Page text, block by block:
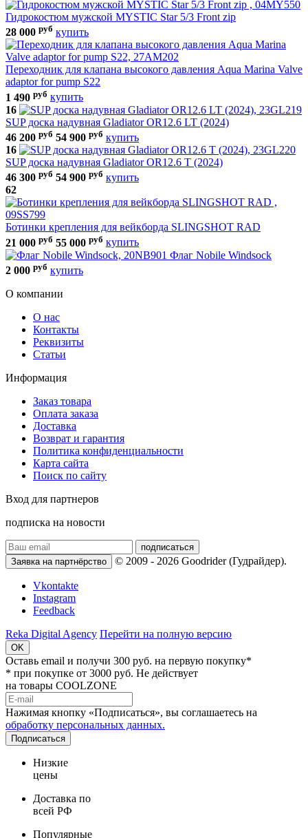
Гидрокостюм мужской MYSTIC Star 5/3 Front zip
28 000 руб купить
Переходник для клапана высокого давления Aqua Marina Valve
adaptor for pump S22
1 490 руб купить
16
SUP доска надувная Gladiator OR12.6 LT (2024)
46 200 руб 54 900 руб купить
16
SUP доска надувная Gladiator OR12.6 T (2024)
46 300 руб 54 900 руб купить
62
Ботинки крепления для вейкборда SLINGSHOT RAD
21 000 руб 55 000 руб купить
Флаг Nobile Windsock
2 000 руб купить
О компании
О нас
Контакты
Реквизиты
Статьи
Информация
Заказ товара
Оплата заказа
Доставка
Возврат и гарантия
Политика конфиденциальности
Карта сайта
Поиск по сайту
Вход для партнеров
подписка на новости
подписаться
Заявка на партнёрство
© 2009 - 2026 Goodrider (Гудрайдер).
Vkontakte
Instagram
Feedback
Reka Digital Agency Перейти на полную версию
OK
Оставь email и получи 300 руб. на первую покупку*
* при покупке от 3000 руб. Не действует
на товары COOLZONE
Нажимая кнопку «Подписаться», вы соглашаетесь на
обработку персональных данных.
Подписаться
Низкие
цены
Доставка по
всей РФ
Популярные